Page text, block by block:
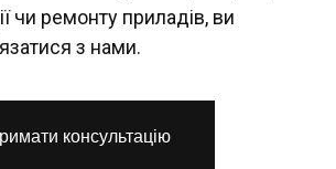
чи ремонту приладів, ви
з нами.
консультацію